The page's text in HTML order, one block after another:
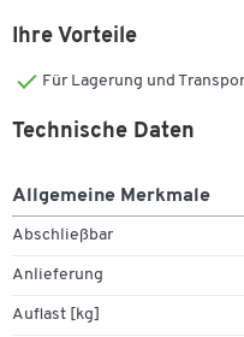
Außenmaße*: L 1040 x
Gewicht ca.: 13,5 kg
Tragkraft im Stapel: 1500
Temperaturbeständig
Ihre Vorteile
Für Lagerung und
Technische Daten
Allgemeine Merkmale
Abschließbar
Anlieferung
Auflast [kg]